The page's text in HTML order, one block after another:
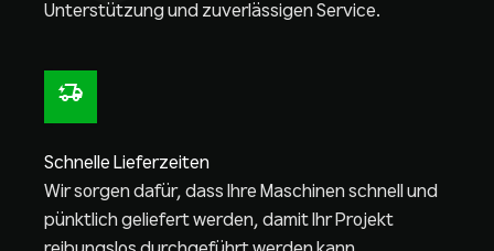
Unterstützung und zuverlässigen Service.
Schnelle Lieferzeiten
Wir sorgen dafür, dass Ihre Maschinen schnell und
pünktlich geliefert werden, damit Ihr Projekt